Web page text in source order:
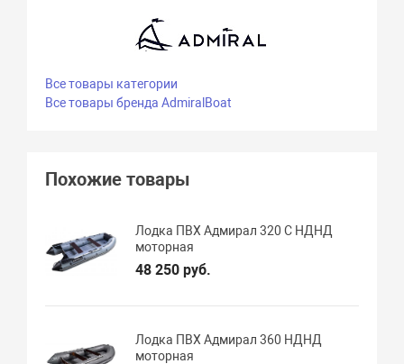
Все товары категории
Все товары бренда AdmiralBoat
Похожие товары
Лодка ПВХ Адмирал 320 C НДНД
моторная
48 250 руб.
Лодка ПВХ Адмирал 360 НДНД
моторная